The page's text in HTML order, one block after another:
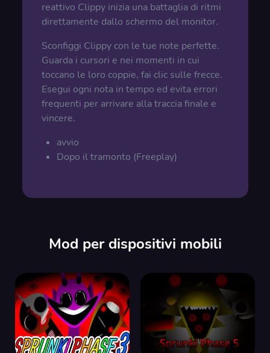
reattivo Clippy inizia una battaglia di ritmi
direttamente dallo schermo del monitor.
Sconfiggi Clippy con le tue note perfette.
Guarda i cursori e nei momenti in cui
toccano le loro coppie, fai clic sulle frecce.
Esegui ogni nota in tempo ed evita errori
frequenti per arrivare alla traccia finale e
vincere.
avvio
Dopo il tramonto (Freeplay)
Mod per dispositivi mobili